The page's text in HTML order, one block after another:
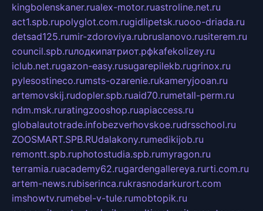
kingbolenskaner.rualex-motor.ruastroline.net.ru
act1.spb.rupolyglot.com.rugidlipetsk.ruooo-driada.ru
detsad125.rumir-zdoroviya.rubruslanovo.rusiterem.ru
council.spb.ruлодкипатриот.рфkafekolizey.ru
iclub.net.rugazon-easy.rusugarepilekb.rugrinox.ru
pylesostineco.rumsts-ozarenie.rukameryjooan.ru
artemovskij.rudopler.spb.ruaid70.rumetall-perm.ru
ndm.msk.ruratingzooshop.ruapiaccess.ru
globalautotrade.infobezverhovskoe.rudrsschool.ru
ZOOSMART.SPB.RUdalakony.rumedikijob.ru
remontt.spb.ruphotostudia.spb.rumyragon.ru
terramia.ruacademy62.rugardengallereya.rurti.com.ru
artem-news.rubiserinca.rukrasnodarkurort.com
imshowtv.rumebel-v-tule.rumobtopik.ru